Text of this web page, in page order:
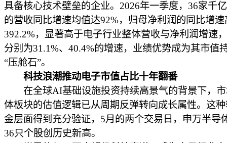
具备核心技术壁垒的企业。2026年一季度，36家千
的营收同比增速均值达92%，归母净利润的同比增速
392.2%，显著高于电子行业整体营收与净利润增速
分别为31.1%、40.4%的增速，业绩优势成为其市值
“压舱石”。
科技浪潮推动电子市值占比十年翻番
在全球AI基础设施投资持续高景气的背景下，市
体板块的估值逻辑已从周期反弹转向成长属性。这
金层面得到充分验证，5月的两个交易日，申万半导
36只个股创历史新高。